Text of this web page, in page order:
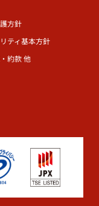
方針
ティ基本方針
約款 他